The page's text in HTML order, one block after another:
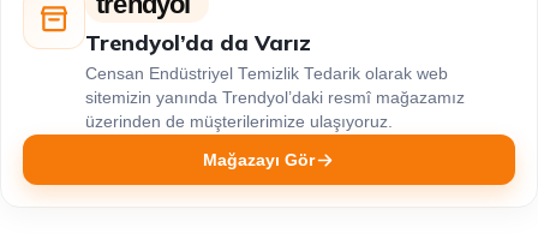
Trendyol’da da Varız
Censan Endüstriyel Temizlik Tedarik olarak web
sitemizin yanında Trendyol’daki resmî mağazamız
üzerinden de müşterilerimize ulaşıyoruz.
Mağazayı Gör